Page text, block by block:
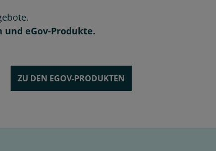
und eGov-Produkte.
ZU DEN EGOV-PRODUKTEN